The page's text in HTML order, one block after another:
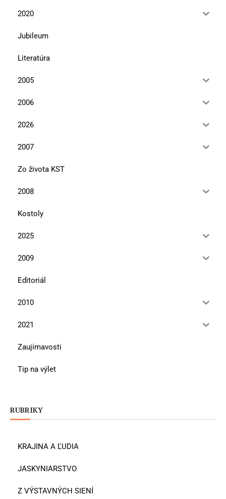
2020
Jubileum
Literatúra
2005
2006
2026
2007
Zo života KST
2008
Kostoly
2025
2009
Editoriál
2010
2021
Zaujímavosti
Tip na výlet
RUBRIKY
KRAJINA A ĽUDIA
JASKYNIARSTVO
Z VÝSTAVNÝCH SIENÍ